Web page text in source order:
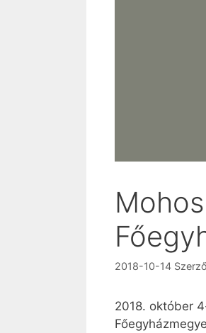
2018-10-14
2018. október